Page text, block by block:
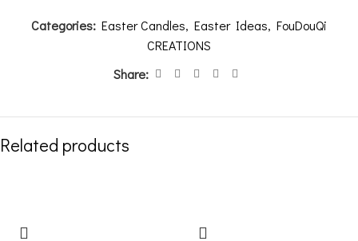
Categories: Easter Candles, Easter Ideas, FouDouQi
CREATIONS
Share:
Related products